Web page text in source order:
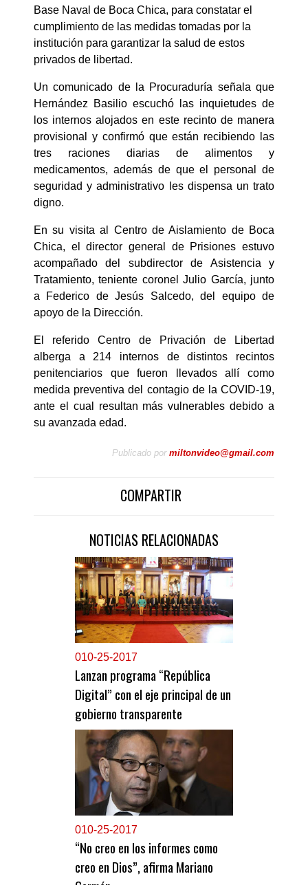
Base Naval de Boca Chica, para constatar el
cumplimiento de las medidas tomadas por la
institución para garantizar la salud de estos
privados de libertad.
Un comunicado de la Procuraduría señala que
Hernández Basilio escuchó las inquietudes de
los internos alojados en este recinto de manera
provisional y confirmó que están recibiendo las
tres raciones diarias de alimentos y
medicamentos, además de que el personal de
seguridad y administrativo les dispensa un trato
digno.
En su visita al Centro de Aislamiento de Boca
Chica, el director general de Prisiones estuvo
acompañado del subdirector de Asistencia y
Tratamiento, teniente coronel Julio García, junto
a Federico de Jesús Salcedo, del equipo de
apoyo de la Dirección.
El referido Centro de Privación de Libertad
alberga a 214 internos de distintos recintos
penitenciarios que fueron llevados allí como
medida preventiva del contagio de la COVID-19,
ante el cual resultan más vulnerables debido a
su avanzada edad.
Publicado por miltonvideo@gmail.com
COMPARTIR
NOTICIAS RELACIONADAS
010-25-2017
Lanzan programa “República
Digital” con el eje principal de un
gobierno transparente
010-25-2017
“No creo en los informes como
creo en Dios”, afirma Mariano